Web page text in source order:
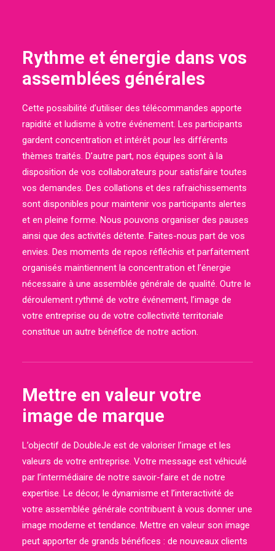
Rythme et énergie dans vos
assemblées générales
Cette possibilité d’utiliser des télécommandes apporte
rapidité et ludisme à votre événement. Les participants
gardent concentration et intérêt pour les différents
thèmes traités. D’autre part, nos équipes sont à la
disposition de vos collaborateurs pour satisfaire toutes
vos demandes. Des collations et des rafraichissements
sont disponibles pour maintenir vos participants alertes
et en pleine forme. Nous pouvons organiser des pauses
ainsi que des activités détente. Faites-nous part de vos
envies. Des moments de repos réfléchis et parfaitement
organisés maintiennent la concentration et l’énergie
nécessaire à une assemblée générale de qualité. Outre le
déroulement rythmé de votre événement, l’image de
votre entreprise ou de votre collectivité territoriale
constitue un autre bénéfice de notre action.
Mettre en valeur votre
image de marque
L’objectif de DoubleJe est de valoriser l’image et les
valeurs de votre entreprise. Votre message est véhiculé
par l’intermédiaire de notre savoir-faire et de notre
expertise. Le décor, le dynamisme et l’interactivité de
votre assemblée générale contribuent à vous donner une
image moderne et tendance. Mettre en valeur son image
peut apporter de grands bénéfices : de nouveaux clients